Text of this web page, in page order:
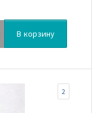
В корзину
2